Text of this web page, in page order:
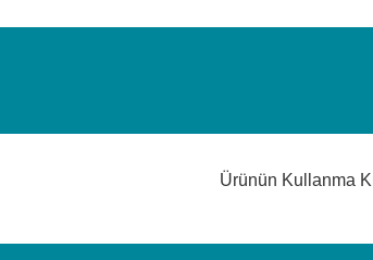
Ürünün Kullanma